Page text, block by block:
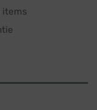
items